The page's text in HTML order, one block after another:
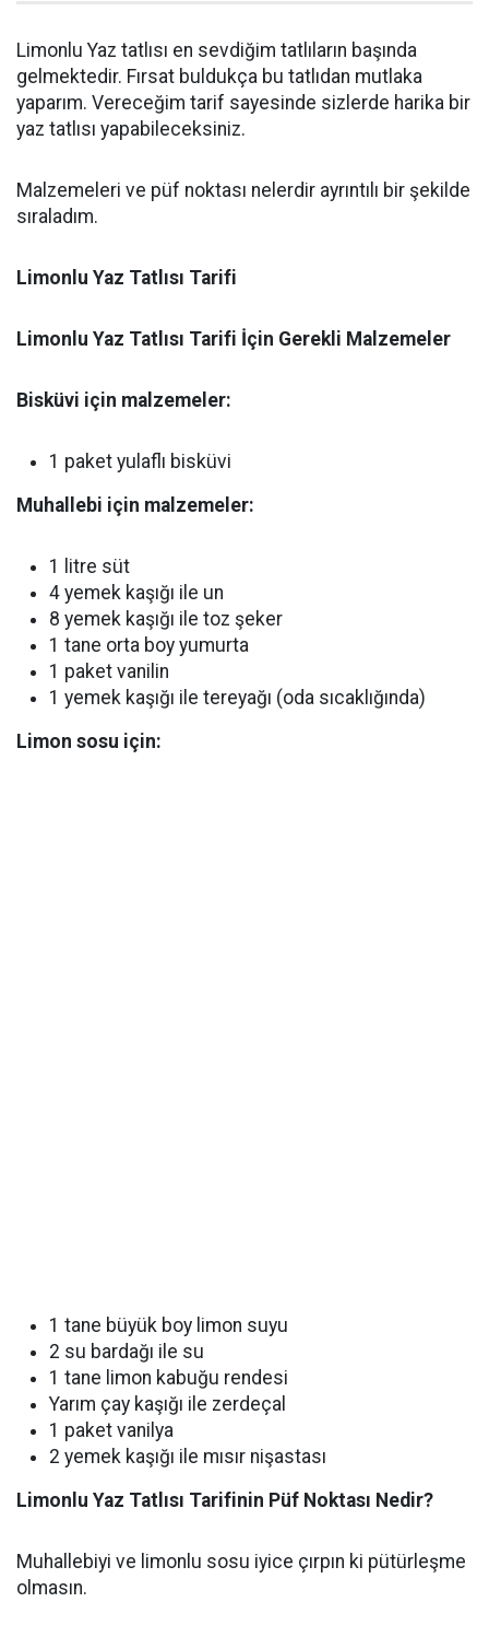
Limonlu Yaz tatlısı en sevdiğim tatlıların başında
gelmektedir. Fırsat buldukça bu tatlıdan mutlaka
yaparım. Vereceğim tarif sayesinde sizlerde harika bir
yaz tatlısı yapabileceksiniz.
Malzemeleri ve püf noktası nelerdir ayrıntılı bir şekilde
sıraladım.
Limonlu Yaz Tatlısı Tarifi
Limonlu Yaz Tatlısı Tarifi İçin Gerekli Malzemeler
Bisküvi için malzemeler:
1 paket yulaflı bisküvi
Muhallebi için malzemeler:
1 litre süt
4 yemek kaşığı ile un
8 yemek kaşığı ile toz şeker
1 tane orta boy yumurta
1 paket vanilin
1 yemek kaşığı ile tereyağı (oda sıcaklığında)
Limon sosu için:
1 tane büyük boy limon suyu
2 su bardağı ile su
1 tane limon kabuğu rendesi
Yarım çay kaşığı ile zerdeçal
1 paket vanilya
2 yemek kaşığı ile mısır nişastası
Limonlu Yaz Tatlısı Tarifinin Püf Noktası Nedir?
Muhallebiyi ve limonlu sosu iyice çırpın ki pütürleşme
olmasın.